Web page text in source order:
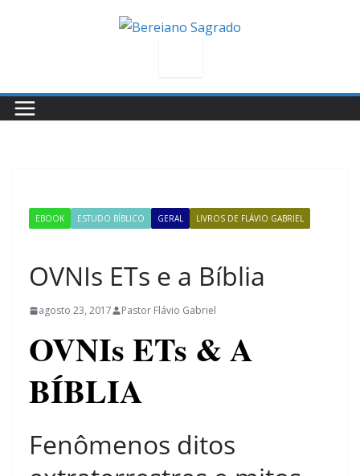
EBOOK ESTUDO BÍBLICO GERAL
LIVROS DE FLÁVIO GABRIEL
OVNIs ETs e a Bíblia
agosto 23, 2017 Pastor Flávio Gabriel
OVNIs ETs & A
BÍBLIA
Fenômenos ditos